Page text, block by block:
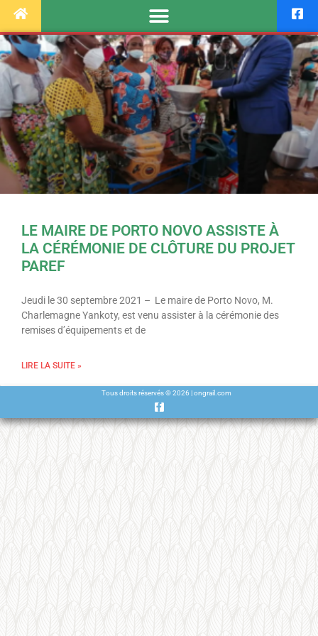
LE MAIRE DE PORTO NOVO ASSISTE À
LA CÉRÉMONIE DE CLÔTURE DU PROJET
PAREF
Jeudi le 30 septembre 2021 – Le maire de Porto Novo, M.
Charlemagne Yankoty, est venu assister à la cérémonie des
remises d’équipements et de
LIRE LA SUITE »
Tous droits réservés © 2026 | ongrail.com